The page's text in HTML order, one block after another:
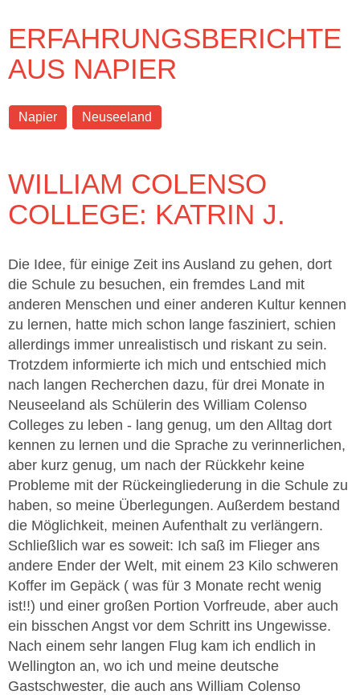
ERFAHRUNGSBERICHTE
AUS NAPIER
Napier Neuseeland
WILLIAM COLENSO
COLLEGE: KATRIN J.
Die Idee, für einige Zeit ins Ausland zu gehen, dort
die Schule zu besuchen, ein fremdes Land mit
anderen Menschen und einer anderen Kultur kennen
zu lernen, hatte mich schon lange fasziniert, schien
allerdings immer unrealistisch und riskant zu sein.
Trotzdem informierte ich mich und entschied mich
nach langen Recherchen dazu, für drei Monate in
Neuseeland als Schülerin des William Colenso
Colleges zu leben - lang genug, um den Alltag dort
kennen zu lernen und die Sprache zu verinnerlichen,
aber kurz genug, um nach der Rückkehr keine
Probleme mit der Rückeingliederung in die Schule zu
haben, so meine Überlegungen. Außerdem bestand
die Möglichkeit, meinen Aufenthalt zu verlängern.
Schließlich war es soweit: Ich saß im Flieger ans
andere Ender der Welt, mit einem 23 Kilo schweren
Koffer im Gepäck ( was für 3 Monate recht wenig
ist!!) und einer großen Portion Vorfreude, aber auch
ein bisschen Angst vor dem Schritt ins Ungewisse.
Nach einem sehr langen Flug kam ich endlich in
Wellington an, wo ich und meine deutsche
Gastschwester, die auch ans William Colenso